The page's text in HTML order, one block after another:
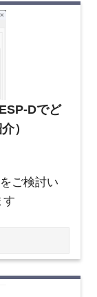
Dでど
）
ご検討い
す